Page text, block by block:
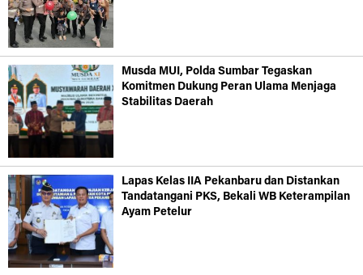
Musda MUI, Polda Sumbar Tegaskan
Komitmen Dukung Peran Ulama Menjaga
Stabilitas Daerah
Lapas Kelas IIA Pekanbaru dan Distankan
Tandatangani PKS, Bekali WB Keterampilan
Ayam Petelur